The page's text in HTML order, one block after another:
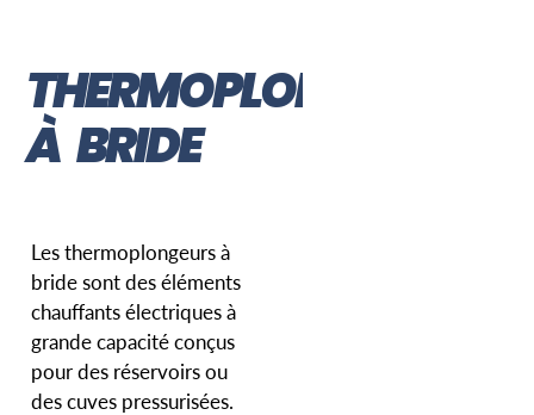
THERMOPLONGEURS
À BRIDE
Les thermoplongeurs à
bride sont des éléments
chauffants électriques à
grande capacité conçus
pour des réservoirs ou
des cuves pressurisées.